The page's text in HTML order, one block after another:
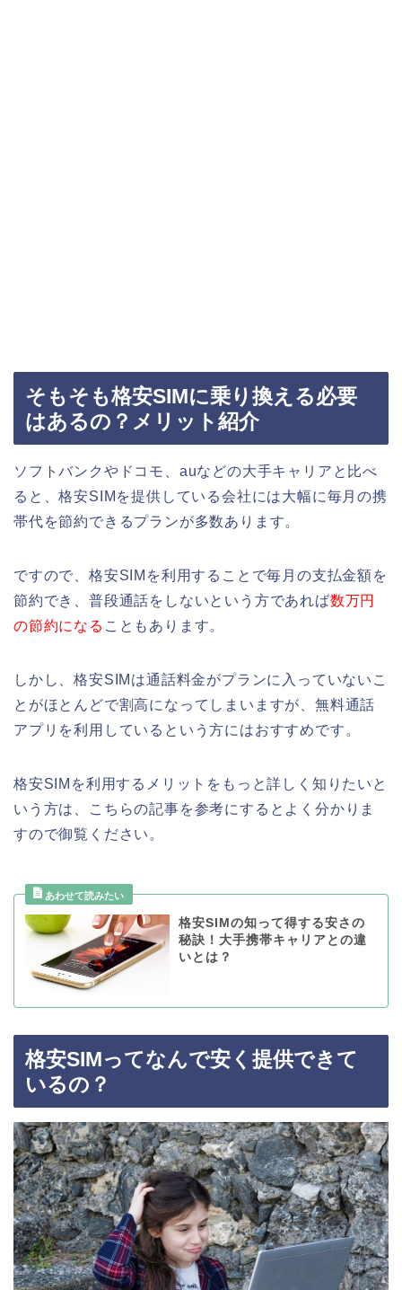
そもそも格安SIMに乗り換える必要
はあるの？メリット紹介
ソフトバンクやドコモ、auなどの大手キャリアと比べ
ると、格安SIMを提供している会社には大幅に毎月の携
帯代を節約できるプランが多数あります。
ですので、格安SIMを利用することで毎月の支払金額を
節約でき、普段通話をしないという方であれば数万円
の節約になる こともあります。
しかし、格安SIMは通話料金がプランに入っていないこ
とがほとんどで割高になってしまいますが、無料通話
アプリを利用しているという方にはおすすめです。
格安SIMを利用するメリットをもっと詳しく知りたいと
いう方は、こちらの記事を参考にするとよく分かりま
すので御覧ください。
格安SIMの知って得する安さの
秘訣！大手携帯キャリアとの違
いとは？
格安SIMってなんで安く提供できて
いるの？